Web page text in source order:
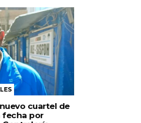
cuartel de
fecha por